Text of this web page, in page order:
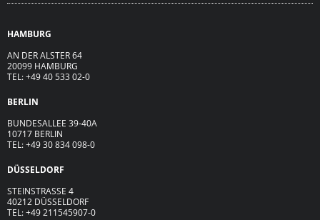
HAMBURG
AN DER ALSTER 64
20099 HAMBURG
TEL: +49 40 533 02-0
BERLIN
BUNDESALLEE 39-40A
10717 BERLIN
TEL: +49 30 834 098-0
DÜSSELDORF
STEINSTRASSE 4
40212 DÜSSELDORF
TEL: +49 211545907-0